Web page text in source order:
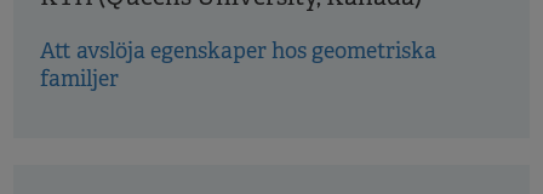
Att avslöja egenskaper hos geometriska
familjer